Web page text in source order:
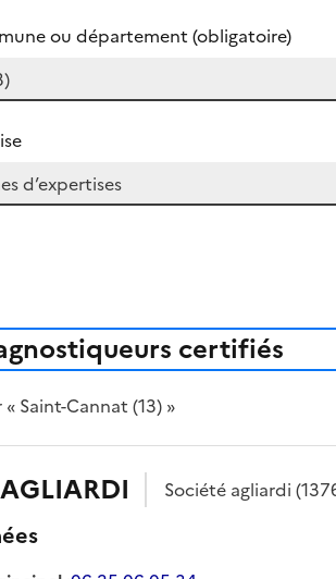
ou département (obligatoire)
certifiés
Saint-Cannat (13) »
AGLIARDI Société agliardi